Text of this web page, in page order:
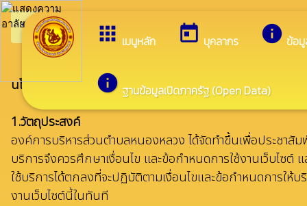
apps เมนูหลัก today บุคลากร info ข้อ
info ฐานข้อมูลเปิดภาครัฐ (Open Data)
arrow_back_iosกลับเมนูหลัก ยินดีต้อนรับสู่เว็บไซต์ของ อง
นโยบายเว็บไซต์ Website Policy
1.วัตถุประสงค์
องค์การบริหารส่วนตำบลหนองหลวง ได้จัดทำขึ้นเพื่อประชาสัม
บริการจึงควรศึกษาเงื่อนไข และข้อกำหนดการใช้งานเว็บไซต์
ใช้บริการได้ตกลงที่จะปฏิบัติตามเงื่อนไขและข้อกำหนดการให้
งานเว็บไซต์นี้ในทันที